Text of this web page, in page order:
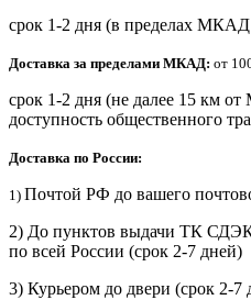
срок 1-2 дня (в пределах
Доставка за пределами МКАД: от
срок 1-2 дня (не далее 15 км
доступность общественного
Доставка по России:
1) Почтой РФ до вашего
2) До пунктов выдачи ТК
по всей России (срок 2-7 дней)
3) Курьером до двери (срок 2-7